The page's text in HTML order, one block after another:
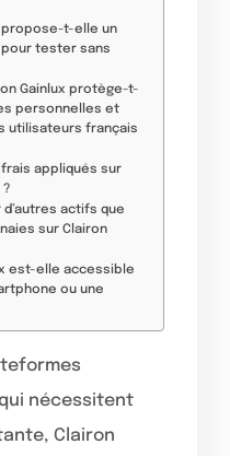
propose-t-elle un
tester sans
Gainlux protège-t-
personnelles et
utilisateurs français
appliqués sur
?
actifs que
sur Clairon
est-elle accessible
ou une
nécessitent
Clairon